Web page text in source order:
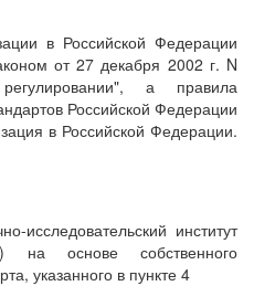
в Российской Федерации
от 27 декабря 2002 г. N
а правила
Российской Федерации
в Российской Федерации.
институт
на основе собственного
указанного в пункте 4